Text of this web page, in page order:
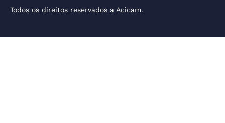
Todos os direitos reservados a Acicam.